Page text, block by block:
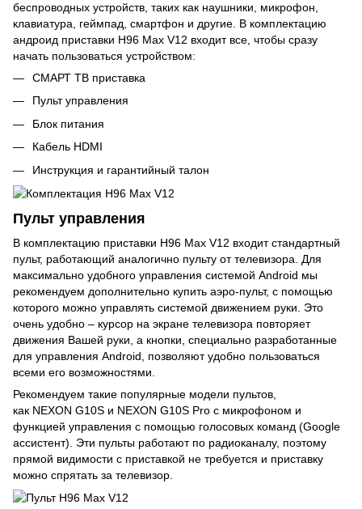
беспроводных устройств, таких как наушники, микрофон,
клавиатура, геймпад, смартфон и другие. В комплектацию
андроид приставки H96 Max V12 входит все, чтобы сразу
начать пользоваться устройством:
СМАРТ ТВ приставка
Пульт управления
Блок питания
Кабель HDMI
Инструкция и гарантийный талон
Пульт управления
В комплектацию приставки H96 Max V12 входит стандартный
пульт, работающий аналогично пульту от телевизора. Для
максимально удобного управления системой Android мы
рекомендуем дополнительно купить аэро-пульт, с помощью
которого можно управлять системой движением руки. Это
очень удобно – курсор на экране телевизора повторяет
движения Вашей руки, а кнопки, специально разработанные
для управления Android, позволяют удобно пользоваться
всеми его возможностями.
Рекомендуем такие популярные модели пультов,
как NEXON G10S и NEXON G10S Pro с микрофоном и
функцией управления с помощью голосовых команд (Google
ассистент). Эти пульты работают по радиоканалу, поэтому
прямой видимости с приставкой не требуется и приставку
можно спрятать за телевизор.